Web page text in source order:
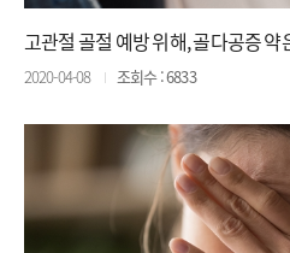
고관절 골절 예방 위해, 골다공증 약
2020-04-08 조회수 : 6833